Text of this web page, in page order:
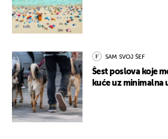
SAM SVOJ ŠEF
Šest poslova koje
kuće uz minimalna